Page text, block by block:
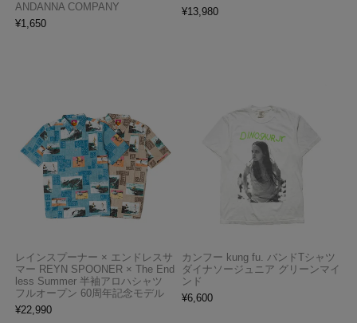
ANDANNA COMPANY
¥1,650
¥13,980
レインスプーナー × エンドレスサ
マー REYN SPOONER × The End
less Summer 半袖アロハシャツ
フルオープン 60周年記念モデル
¥22,990
カンフー kung fu. バンドTシャツ
ダイナソージュニア グリーンマイ
ンド
¥6,600